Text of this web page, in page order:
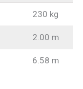
230 kg
2.00 m
6.58 m